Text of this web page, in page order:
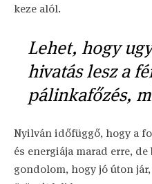
keze alól.
Lehet, hogy
hivatás lesz a
pálinkafőzés,
Nyilván időfüggő, hogy a
és energiája marad erre,
gondolom, hogy jó úton